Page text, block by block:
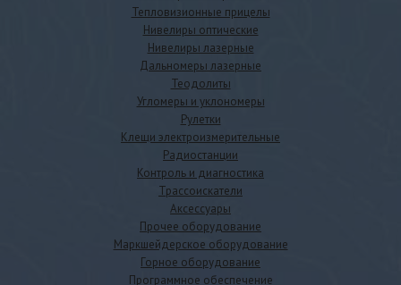
Тепловизионные прицелы
Нивелиры оптические
Нивелиры лазерные
Дальномеры лазерные
Теодолиты
Угломеры и уклономеры
Рулетки
Клещи электроизмерительные
Радиостанции
Контроль и диагностика
Трассоискатели
Аксессуары
Прочее оборудование
Маркшейдерское оборудование
Горное оборудование
Программное обеспечение